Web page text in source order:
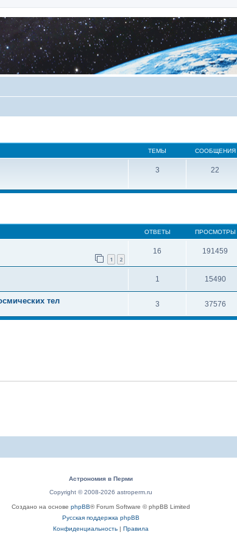
ТЕМЫ СООБЩЕНИЯ
3 22
ОТВЕТЫ ПРОСМОТРЫ
1 2
16 191459
1 15490
тел 3 37576
Астрономия в Перми
Copyright © 2008-2026 astroperm.ru
Создано на основе phpBB® Forum Software © phpBB Limited
Русская поддержка phpBB
Конфиденциальность| Правила